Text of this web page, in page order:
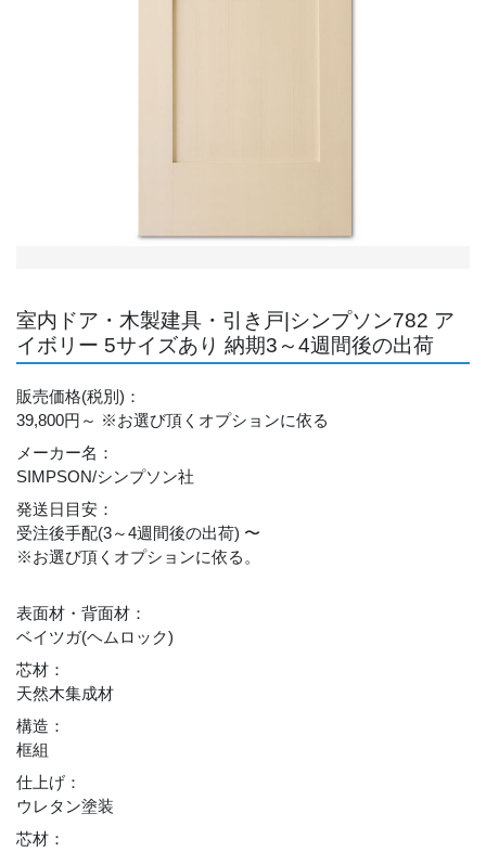
室内ドア・木製建具・引き戸|シンプソン782 ア
イボリー 5サイズあり 納期3～4週間後の出荷
販売価格(税別) ：
39,800円～ ※お選び頂くオプションに依る
メーカー名 ：
SIMPSON/シンプソン社
発送日目安 ：
受注後手配(3～4週間後の出荷) 〜
※お選び頂くオプションに依る。
表面材・背面材 ：
ベイツガ(ヘムロック)
芯材 ：
天然木集成材
構造 ：
框組
仕上げ ：
ウレタン塗装
芯材 ：